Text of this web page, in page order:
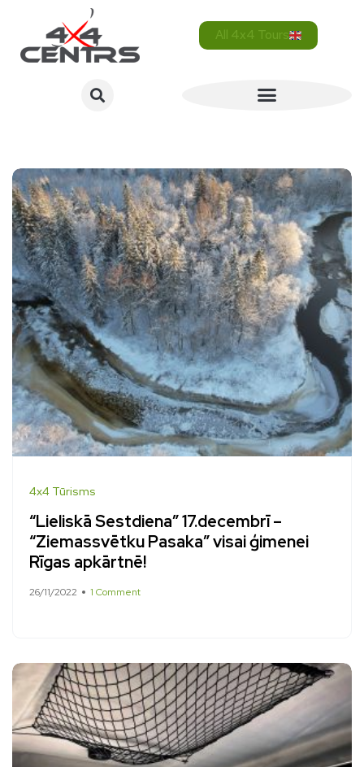
All 4x4 Tours
4x4 Tūrisms
“Lieliskā Sestdiena” 17.decembrī –
“Ziemassvētku Pasaka” visai ģimenei
Rīgas apkārtnē!
26/11/2022 1 Comment